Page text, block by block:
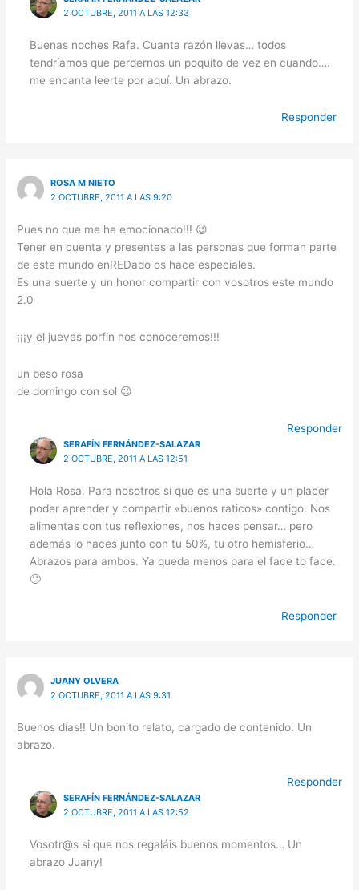
2 OCTUBRE, 2011 A LAS 12:33
Buenas noches Rafa. Cuanta razón llevas… todos
tendríamos que perdernos un poquito de vez en cuando….
me encanta leerte por aquí. Un abrazo.
Responder
ROSA M NIETO
2 OCTUBRE, 2011 A LAS 9:20
Pues no que me he emocionado!!! 😉
Tener en cuenta y presentes a las personas que forman parte
de este mundo enREDado os hace especiales.
Es una suerte y un honor compartir con vosotros este mundo
2.0
¡¡¡y el jueves porfin nos conoceremos!!!
un beso rosa
de domingo con sol 😉
Responder
SERAFÍN FERNÁNDEZ-SALAZAR
2 OCTUBRE, 2011 A LAS 12:51
Hola Rosa. Para nosotros si que es una suerte y un placer
poder aprender y compartir «buenos raticos» contigo. Nos
alimentas con tus reflexiones, nos haces pensar… pero
además lo haces junto con tu 50%, tu otro hemisferio…
Abrazos para ambos. Ya queda menos para el face to face.
🙂
Responder
JUANY OLVERA
2 OCTUBRE, 2011 A LAS 9:31
Buenos días!! Un bonito relato, cargado de contenido. Un
abrazo.
Responder
SERAFÍN FERNÁNDEZ-SALAZAR
2 OCTUBRE, 2011 A LAS 12:52
Vosotr@s si que nos regaláis buenos momentos… Un
abrazo Juany!